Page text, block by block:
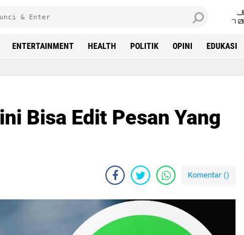
7
ENTERTAINMENT HEALTH POLITIK OPINI EDUKASI
Bisa Edit Pesan Yang
Komentar ()